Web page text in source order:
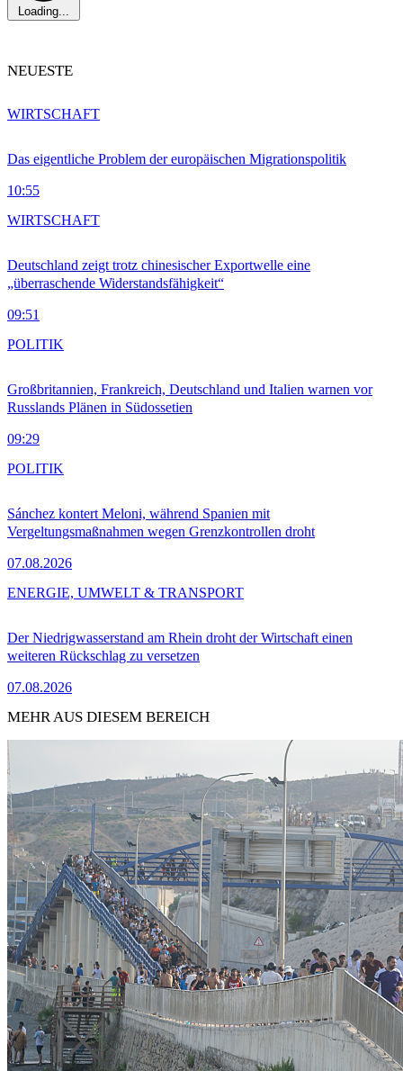
Loading...
NEUESTE
Das eigentliche Problem der europäischen Migrationspolitik
10:55
WIRTSCHAFT
Deutschland zeigt trotz chinesischer Exportwelle eine
„überraschende Widerstandsfähigkeit“
09:51
WIRTSCHAFT
Großbritannien, Frankreich, Deutschland und Italien warnen vor
Russlands Plänen in Südossetien
09:29
POLITIK
Sánchez kontert Meloni, während Spanien mit
Vergeltungsmaßnahmen wegen Grenzkontrollen droht
07.08.2026
POLITIK
Der Niedrigwasserstand am Rhein droht der Wirtschaft einen
weiteren Rückschlag zu versetzen
07.08.2026
ENERGIE, UMWELT & TRANSPORT
MEHR AUS DIESEM BEREICH